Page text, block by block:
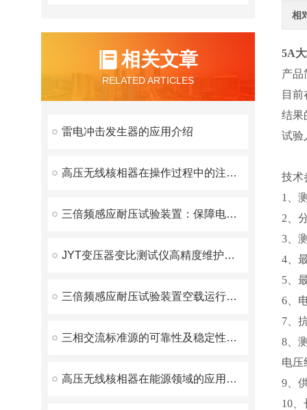
相关文章
RELATED ARTICLES
雷电冲击发生器的应用介绍
高压无线核相器在操作过程中的注意事项
三倍频感应耐压试验装置：保障电力设备安全运行的重要工具
JYT变压器变比测试仪高精度维护方案
三倍频感应耐压试验装置空载运行时间不应过长
三相交流标准源的可靠性及稳定性研究
高压无线核相器在能源领域的应用和价值
相
5A
产品
目
结果
试验
技术
1、
2、
3、
4、
5、
6、
7、
8、
电压
9、
10、